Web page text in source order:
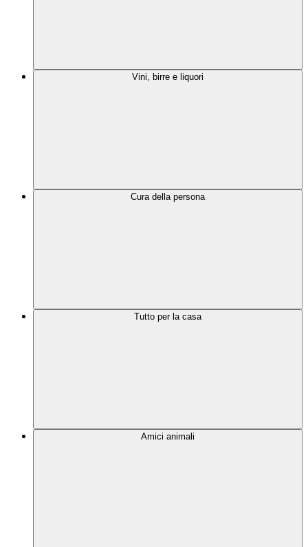
Vini, birre e liquori
Cura della persona
Tutto per la casa
Amici animali